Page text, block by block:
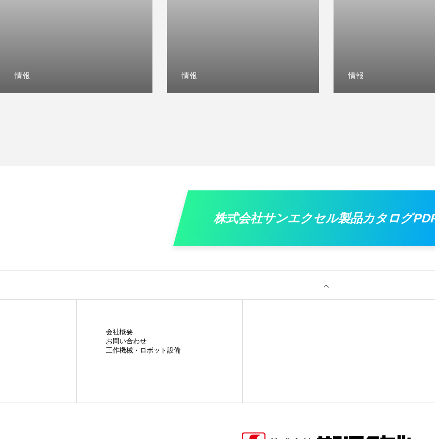
情報 情報 情報
株式会社サンエクセル製品カタログ
会社概要
お問い合わせ
工作機械・ロボット設備